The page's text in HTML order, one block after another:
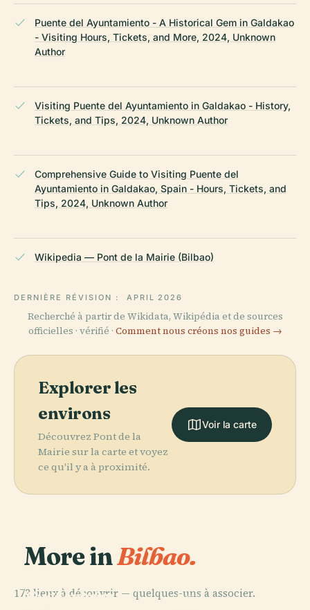
Puente del Ayuntamiento - A Historical Gem in Galdakao
- Visiting Hours, Tickets, and More, 2024, Unknown
Author
Visiting Puente del Ayuntamiento in Galdakao - History,
Tickets, and Tips, 2024, Unknown Author
Comprehensive Guide to Visiting Puente del
Ayuntamiento in Galdakao, Spain - Hours, Tickets, and
Tips, 2024, Unknown Author
Wikipedia — Pont de la Mairie (Bilbao)
DERNIÈRE RÉVISION : APRIL 2026
Recherché à partir de Wikidata, Wikipédia et de sources
officielles · vérifié · Comment nous créons nos guides →
Explorer les
environs
Découvrez Pont de la
Mairie sur la carte et voyez
ce qu'il y a à proximité.
Voir la carte
More inBilbao.
173 lieux à découvrir — quelques-uns à associer.
PLACE
Guggenheim
PLACE